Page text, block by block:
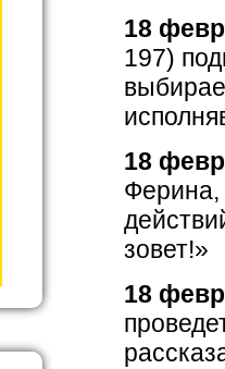
18
197)
18
Ферина,
зовет!»
18